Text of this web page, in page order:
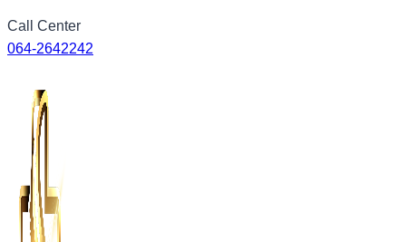
Skip
to
Call Center
064-2642242